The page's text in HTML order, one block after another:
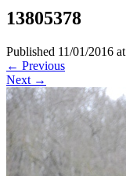
13805378
Published 11/01/2016 at
← Previous
Next →